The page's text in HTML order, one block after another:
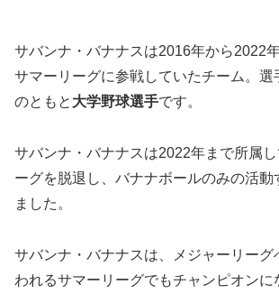
サバンナ・バナナスは2016年から2022
サマーリーグに参戦していたチーム。選
のともと 大学野球選手です。
サバンナ・バナナスは2022年まで所属
ーグを脱退し、バナナボールのみの活動
ました。
サバンナ・バナナスは、メジャーリーグ
われるサマーリーグでもチャンピオンに